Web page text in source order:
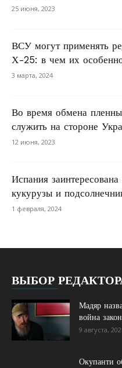
25 июня, 2023
ВСУ могут применять
Х-25: в чем их
3 марта, 2024
Во время обмена
служить на стороне
12 июня, 2023
Испания
кукурузы и
1 февраля, 2024
ВЫБОР
Мадяр
война
9 августа,
Окупанти